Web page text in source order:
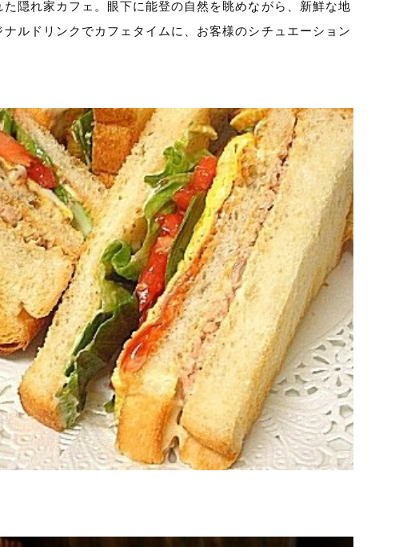
隠れ家カフェ。眼下に能登の自然を眺めながら、新鮮な地
ルドリンクでカフェタイムに、お客様のシチュエーション